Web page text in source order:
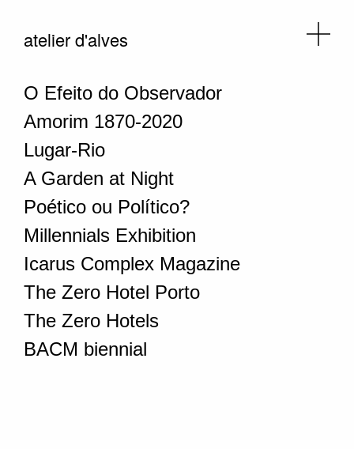
atelier d'alves
O Efeito do Observador
Amorim 1870-2020
Lugar-Rio
A Garden at Night
Poético ou Político?
Millennials Exhibition
Icarus Complex Magazine
The Zero Hotel Porto
The Zero Hotels
BACM biennial